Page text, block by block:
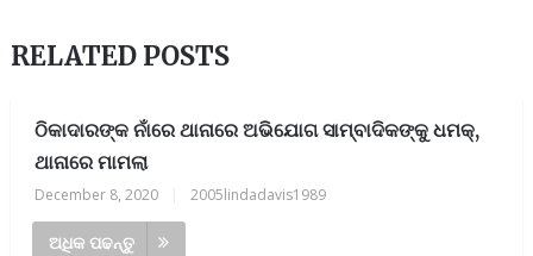
RELATED POSTS
ଠିକାଦାରଙ୍କ ନାଁରେ ଥାନାରେ ଅଭିଯୋଗ ସାମ୍ବାଦିକଙ୍କୁ ଧମକ୍,
ଥାନାରେ ମାମଲା
December 8, 2020 2005lindadavis1989
ଅଧିକ ପଢନ୍ତୁ